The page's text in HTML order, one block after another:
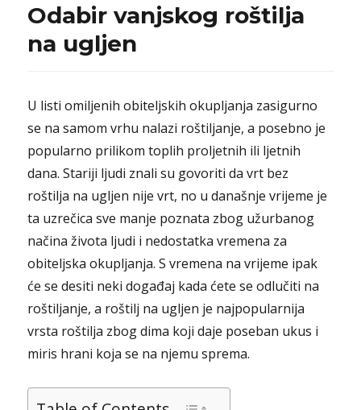
Odabir vanjskog roštilja
na ugljen
U listi omiljenih obiteljskih okupljanja zasigurno
se na samom vrhu nalazi roštiljanje, a posebno je
popularno prilikom toplih proljetnih ili ljetnih
dana. Stariji ljudi znali su govoriti da vrt bez
roštilja na ugljen nije vrt, no u današnje vrijeme je
ta uzrečica sve manje poznata zbog užurbanog
načina života ljudi i nedostatka vremena za
obiteljska okupljanja. S vremena na vrijeme ipak
će se desiti neki događaj kada ćete se odlučiti na
roštiljanje, a roštilj na ugljen je najpopularnija
vrsta roštilja zbog dima koji daje poseban ukus i
miris hrani koja se na njemu sprema.